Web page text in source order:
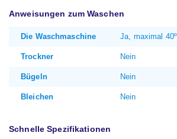
Anweisungen zum Waschen
Die Waschmaschine Ja, maximal
Trockner Nein
Bügeln Nein
Bleichen Nein
Schnelle Spezifikationen